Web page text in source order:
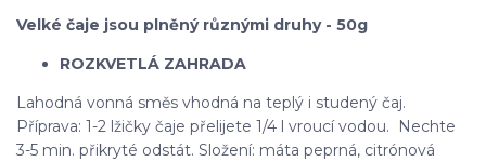
Velké čaje jsou plněný různými druhy - 50g
ROZKVETLÁ ZAHRADA
Lahodná vonná směs vhodná na teplý i studený čaj.
Příprava: 1-2 lžičky čaje přelijete 1/4 l vroucí vodou. Nechte
3-5 min. přikryté odstát. Složení: máta peprná, citrónová